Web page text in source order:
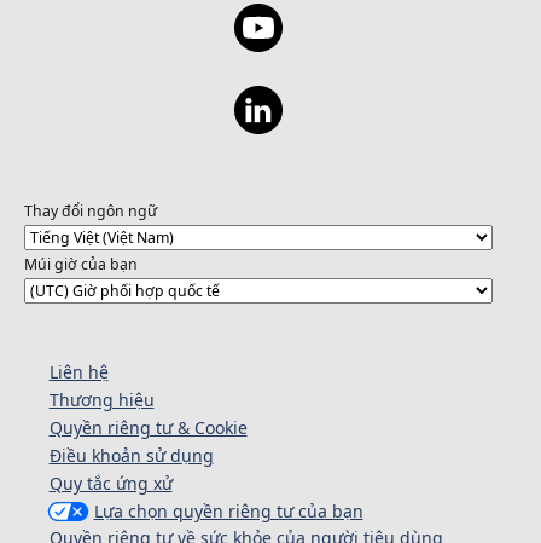
Thay đổi ngôn ngữ
Múi giờ của bạn
Liên hệ
Thương hiệu
Quyền riêng tư & Cookie
Điều khoản sử dụng
Quy tắc ứng xử
Lựa chọn quyền riêng tư của bạn
Quyền riêng tư về sức khỏe của người tiêu dùng